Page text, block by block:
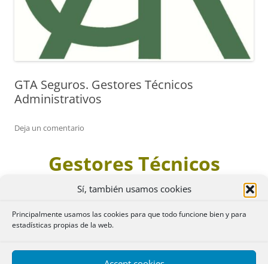
Sí, también usamos cookies
Principalmente usamos las cookies para que todo funcione bien y para
estadísticas propias de la web.
GTA Seguros. Gestores Técnicos
Administrativos
Deja un comentario
Gestores Técnicos
Aseguradores,
Correduría de Seguros
S.A.